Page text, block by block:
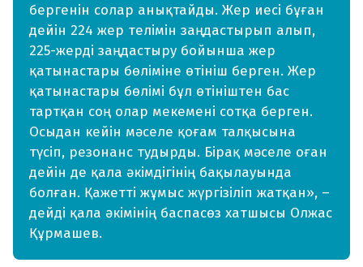
бергенін солар анықтайды. Жер иесі бұған
дейін 224 жер телімін заңдастырып алып,
225-жерді заңдастыру бойынша жер
қатынастары бөліміне өтініш берген. Жер
қатынастары бөлімі бұл өтініштен бас
тартқан соң олар мекемені сотқа берген.
Осыдан кейін мәселе қоғам талқысына
түсіп, резонанс тудырды. Бірақ мәселе оған
дейін де қала әкімдігінің бақылауында
болған. Қажетті жұмыс жүргізіліп жатқан», –
дейді қала әкімінің баспасөз хатшысы Олжас
Құрмашев.